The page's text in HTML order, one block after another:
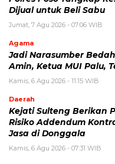
Dijual untuk Beli Sabu
Jumat, 7 Agu 2026 - 07:06 WIB
Agama
Jadi Narasumber
Amin, Ketua MUI Palu,
Kamis, 6 Agu 2026 - 11:15 WIB
Daerah
Kejati Sulteng Berikan
Risiko Addendum
Jasa di Donggala
Kamis, 6 Agu 2026 - 07:31 WIB